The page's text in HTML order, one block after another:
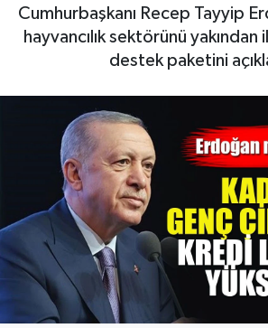
Cumhurbaşkanı Recep Tayyip
hayvancılık sektörünü
destek paketini
Resmi İlanlar
Siyaset
Spor
Teknoloji
Yaşam